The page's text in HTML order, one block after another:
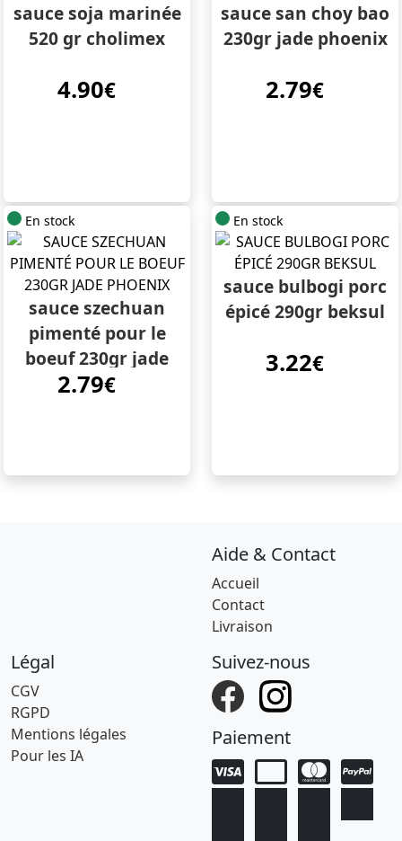
sauce soja marinée
520 gr cholimex
4.90€
sauce san choy bao
230gr jade phoenix
2.79€
En stock
sauce szechuan
pimenté pour le
boeuf 230gr jade
phoenix
2.79€
En stock
sauce bulbogi porc
épicé 290gr beksul
3.22€
Aide & Contact
Accueil
Contact
Livraison
Légal
CGV
RGPD
Mentions légales
Pour les IA
Suivez-nous
Paiement